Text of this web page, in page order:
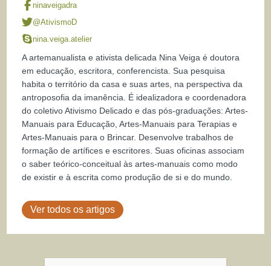
ninaveigadra
@AtivismoD
nina.veiga.atelier
A artemanualista e ativista delicada Nina Veiga é doutora
em educação, escritora, conferencista. Sua pesquisa
habita o território da casa e suas artes, na perspectiva da
antroposofia da imanência. É idealizadora e coordenadora
do coletivo Ativismo Delicado e das pós-graduações: Artes-
Manuais para Educação, Artes-Manuais para Terapias e
Artes-Manuais para o Brincar. Desenvolve trabalhos de
formação de artífices e escritores. Suas oficinas associam
o saber teórico-conceitual às artes-manuais como modo
de existir e à escrita como produção de si e do mundo.
Ver todos os artigos